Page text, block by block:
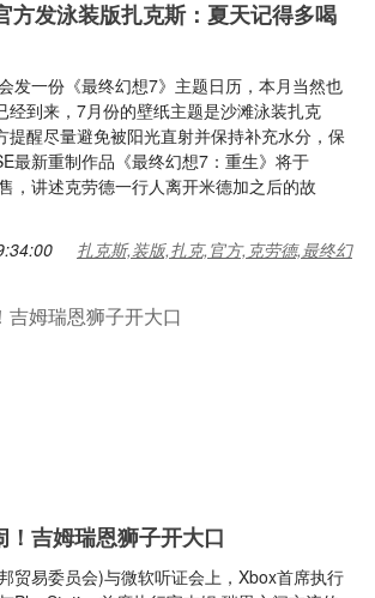
方发泳装版扎克斯：夏天记得多喝
发一份《最终幻想7》主题日历，本月当然也
经到来，7月份的壁纸主题是沙滩泳装扎克
提醒尽量避免被阳光直射并保持补充水分，保
最新重制作品《最终幻想7：重生》将于
，讲述克劳德一行人离开米德加之后的故
扎克斯,装版,扎克,官方,克劳德,最终幻
！吉姆瑞恩狮子开大口
贸易委员会)与微软听证会上，Xbox首席执行